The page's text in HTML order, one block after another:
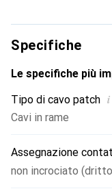
Design innovativo
Specifiche
Le specifiche più
Tipo di cavo patch i
Cavi in rame
Assegnazione
non incrociato